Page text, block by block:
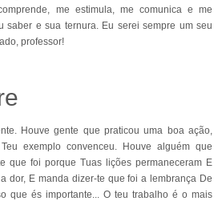
me estimula, me comunica e me
saber e sua ternura. Eu serei sempre um seu
professor!
Houve gente que praticou uma boa ação,
exemplo convenceu. Houve alguém que
que foi porque Tuas lições permaneceram E
dor, E manda dizer-te que foi a lembrança De
que és importante... O teu trabalho é o mais